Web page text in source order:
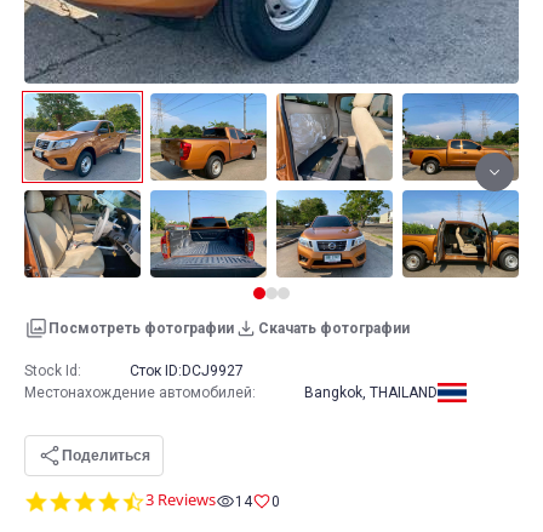
Посмотреть фотографии Скачать фотографии
4.7
3 Reviews 14 0
Stock Id: Сток ID: DCJ9927
Местонахождение автомобилей: Bangkok, THAILAND
Поделиться